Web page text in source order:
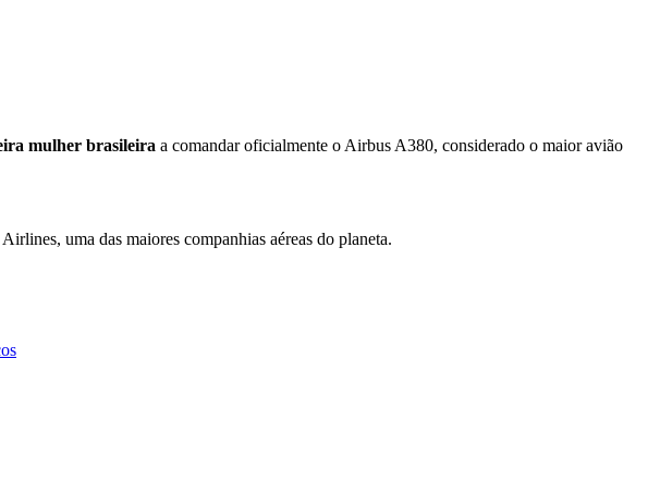
mulher brasileira a comandar oficialmente o Airbus A380, considerado o maior avião
uma das maiores companhias aéreas do planeta.